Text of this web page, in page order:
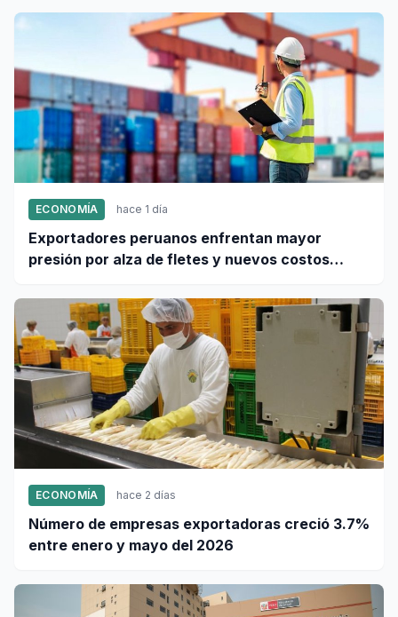
ECONOMÍA hace 1 día
Exportadores peruanos enfrentan mayor
presión por alza de fletes y nuevos costos
ECONOMÍA hace 2 días
Número de empresas exportadoras creció 3.7%
entre enero y mayo del 2026